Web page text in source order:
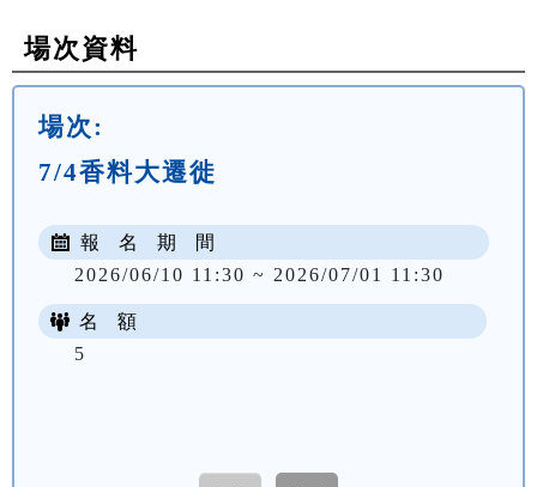
場次資料
場次:
7/4香料大遷徙
報 名 期 間
2026/06/10 11:30 ~ 2026/07/01 11:30
名 額
5